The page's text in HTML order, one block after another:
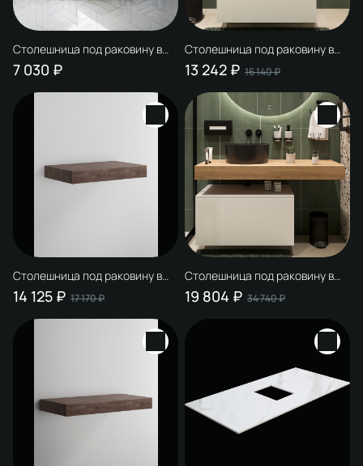
Столешница под раковину в
ванную STWORKI 253866 75
простоун беж, керамогранит
7 030 ₽
Столешница под раковину в
ванную STWORKI Ольборг 60
французский дуб, фанера
13 242 ₽ 16 140 ₽
Столешница под раковину в
ванную STWORKI Ольборг 80
дуб карпентер, фанера
14 125 ₽ 17 170 ₽
Столешница под раковину в
ванную STWORKI Ольборг 120
французский дуб, фанера
19 804 ₽ 34 740 ₽